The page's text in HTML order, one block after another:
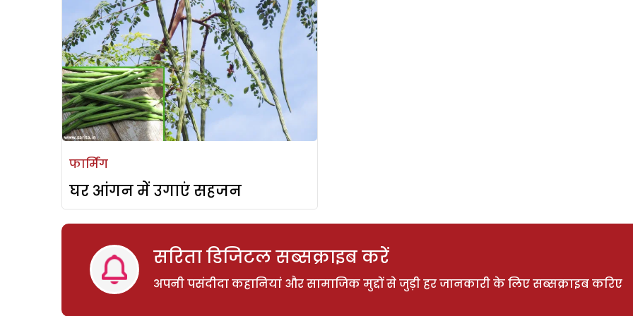
फार्मिंग
घर आंगन में उगाएं सहजन
सरिता डिजिटल सब्सक्राइब करें
अपनी पसंदीदा कहानियां और सामाजिक मुद्दों से जुड़ी हर जानकारी के लिए सब्सक्राइब करिए